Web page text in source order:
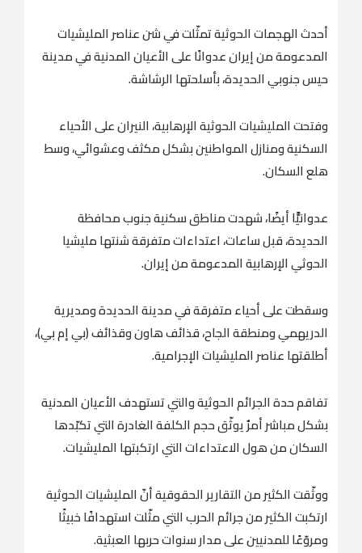
أحدث الهجمات الحوثية تمثّلت في شن عناصر المليشيات
المدعومة من إيران عدوانًا على الأعيان المدنية في مدينة
حيس جنوبي الحديدة، بأسلحتها الرشاشة.
وفتحت المليشيات الحوثية الإرهابية، النيران على الأحياء
السكنية ومنازل المواطنين بشكل مكثف وعشوائي، وسط
هلع السكان.
عدوانيًّا أيضًا، شهدت مناطق سكنية جنوب محافظة
الحديدة، قبل ساعات، اعتداءات متفرقة شنتها مليشيا
الحوثي الإرهابية المدعومة من إيران.
وسقطت على أحياء متفرقة في مدينة الحديدة ومديرية
الدريهمي ومنطقة الجاح، قذائف هاون وقذائف (بي إم بي)،
أطلقتها عناصر المليشيات الإجرامية.
تفاقم حدة الجرائم الحوثية والتي تستهدف الأعيان المدنية
بشكل مباشر أمرٌ يوثّق حجم الكلفة الغادرة التي تكبّدها
السكان من هول الاعتداءات التي ارتكبتها المليشيات.
ووثّقت الكثير من التقارير الحقوقية أنّ المليشيات الحوثية
ارتكبت الكثير من جرائم الحرب التي مثّلت استهدافًا خبيثًا
ومروّعًا للمدنيين على مدار سنوات حربها العبثية.